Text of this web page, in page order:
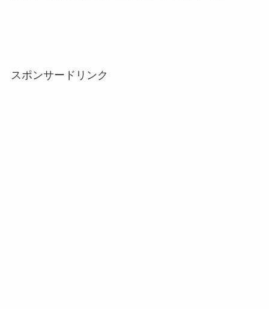
スポンサードリンク